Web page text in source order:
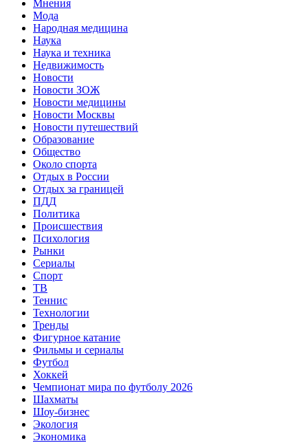
Мнения
Мода
Народная медицина
Наука
Наука и техника
Недвижимость
Новости
Новости ЗОЖ
Новости медицины
Новости Москвы
Новости путешествий
Образование
Общество
Около спорта
Отдых в России
Отдых за границей
ПДД
Политика
Происшествия
Психология
Рынки
Сериалы
Спорт
ТВ
Теннис
Технологии
Тренды
Фигурное катание
Фильмы и сериалы
Футбол
Хоккей
Чемпионат мира по футболу 2026
Шахматы
Шоу-бизнес
Экология
Экономика